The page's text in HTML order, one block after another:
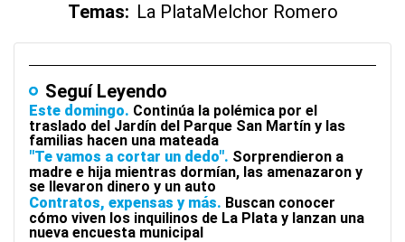
Temas: La PlataMelchor Romero
Seguí Leyendo
Este domingo Continúa la polémica por el
traslado del Jardín del Parque San Martín y las
familias hacen una mateada
"Te vamos a cortar un dedo" Sorprendieron a
madre e hija mientras dormían, las amenazaron y
se llevaron dinero y un auto
Contratos, expensas y más Buscan conocer
cómo viven los inquilinos de La Plata y lanzan una
nueva encuesta municipal